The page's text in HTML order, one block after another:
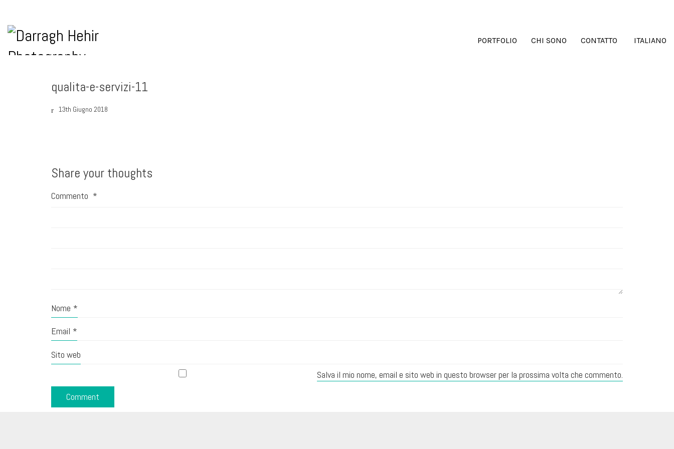
PORTFOLIO CHI SONO CONTATTO ITALIANO
qualita-e-servizi-11
13th Giugno 2018
Share your thoughts
Commento *
Nome *
Email *
Sito web
Salva il mio nome, email e sito web in questo browser per la prossima volta che commento.